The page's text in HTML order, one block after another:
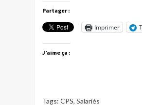
Partager :
Imprimer
J’aime ça :
Tags: CPS, Salariés